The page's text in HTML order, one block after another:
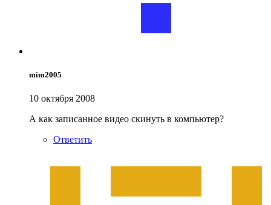
mim2005
10 октября 2008
А как записанное видео скинуть в компьютер?
Ответить